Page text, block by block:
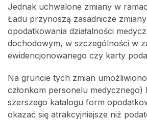
Jednak uchwalone zmiany w
Ładu przynoszą zasadnicze
opodatkowania działalności
dochodowym, w szczególności w
ewidencjonowanego czy karty
Na gruncie tych zmian
członkom personelu medycznego)
szerszego katalogu form
okazać się atrakcyjniejsze niż